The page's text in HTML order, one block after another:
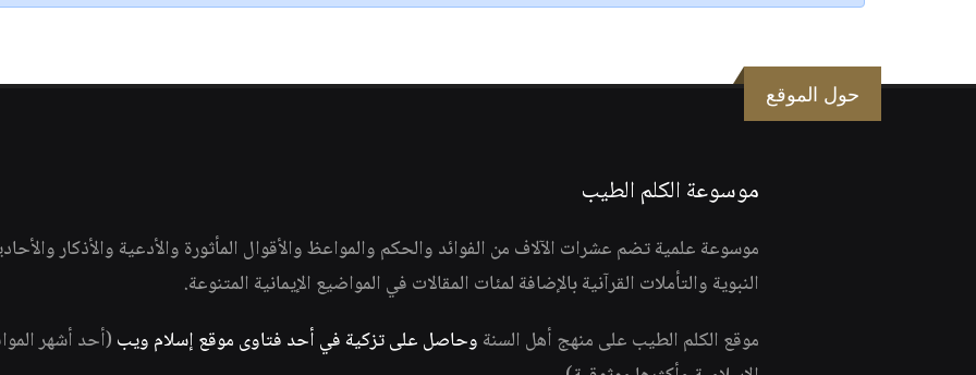
حول الموقع
موسوعة الكلم الطيب
موسوعة علمية تضم عشرات الآلاف من الفوائد والحكم والمواعظ والأقوال المأثورة والأدعية والأذكار
النبوية والتأملات القرآنية بالإضافة لمئات المقالات في المواضيع الإيمانية المتنوعة.
موقع الكلم الطيب على منهج أهل السنة وحاصل على تزكية في أحد فتاوى موقع إسلام ويب(أحد أشهر